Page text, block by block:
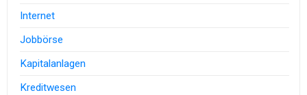
Internet
Jobbörse
Kapitalanlagen
Kreditwesen